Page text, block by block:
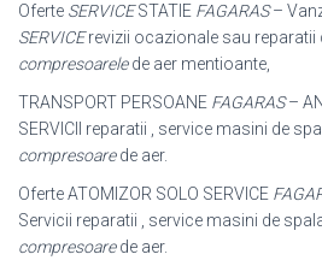
Oferte SERVICESTATIE FAGARAS–
SERVICErevizii ocazionale sau reparatii
compresoarelede aer mentioante,
TRANSPORT PERSOANE FAGARAS–
SERVICII reparatii , service masini de
compresoarede aer.
Oferte ATOMIZOR SOLO SERVICE
Servicii reparatii , service masini de
compresoarede aer.